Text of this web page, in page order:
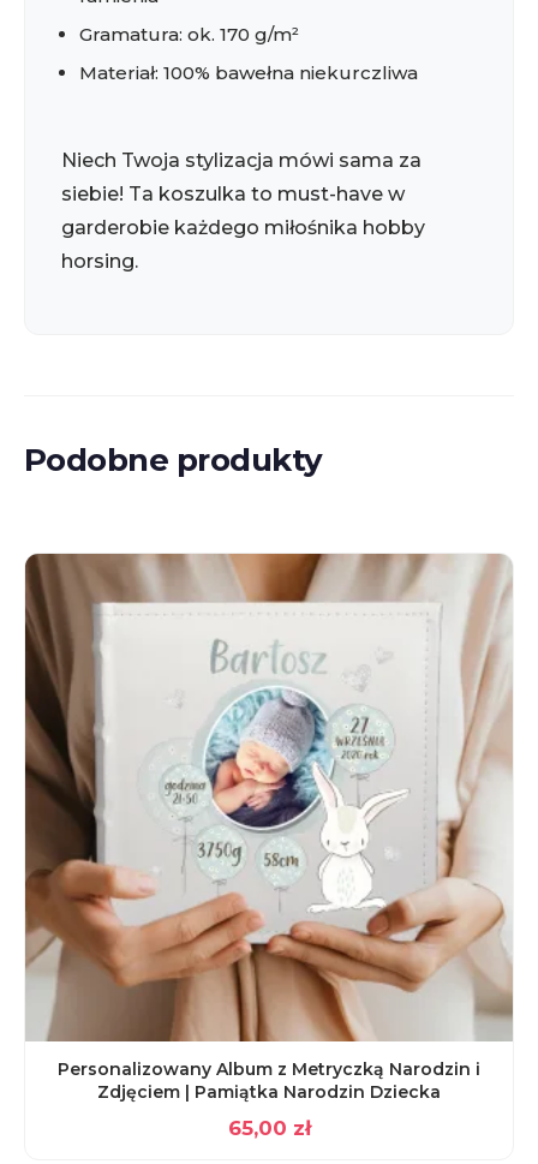
Gramatura: ok. 170 g/m²
Materiał: 100% bawełna niekurczliwa
Niech Twoja stylizacja mówi sama za
siebie! Ta koszulka to must-have w
garderobie każdego miłośnika hobby
horsing.
Podobne produkty
Personalizowany Album z Metryczką Narodzin i
Zdjęciem | Pamiątka Narodzin Dziecka
65,00 zł